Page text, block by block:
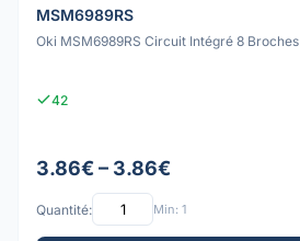
MSM6989RS
Oki MSM6989RS Circuit Intégré 8 Broches
42
3.86€ – 3.86€
Quantité: Min: 1